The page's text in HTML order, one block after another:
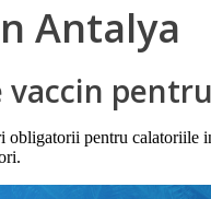
Antalya
vaccin
obligatorii pentru